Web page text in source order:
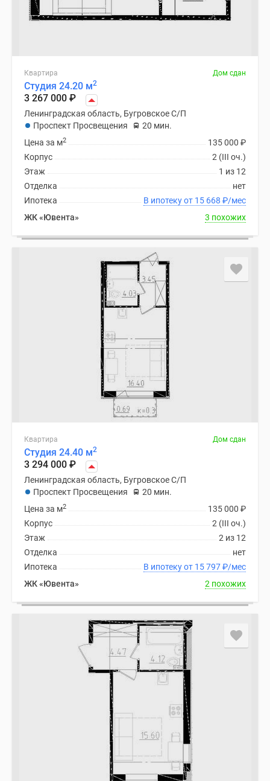
Квартира Дом сдан
Студия 24.20 м2
3 267 000 ₽
Ленинградская область, Бугровское С/П
Проспект Просвещения
20 мин.
135 000 ₽
Цена за м2
2 (III оч.)
Корпус
1 из 12
Этаж
нет
Отделка
В ипотеку от 15 668 ₽/мес
Ипотека
ЖК «Ювента»
3 похожих
Квартира Дом сдан
Студия 24.40 м2
3 294 000 ₽
Ленинградская область, Бугровское С/П
Проспект Просвещения
20 мин.
135 000 ₽
Цена за м2
2 (III оч.)
Корпус
2 из 12
Этаж
нет
Отделка
В ипотеку от 15 797₽/мес
Ипотека
ЖК «Ювента»
2 похожих